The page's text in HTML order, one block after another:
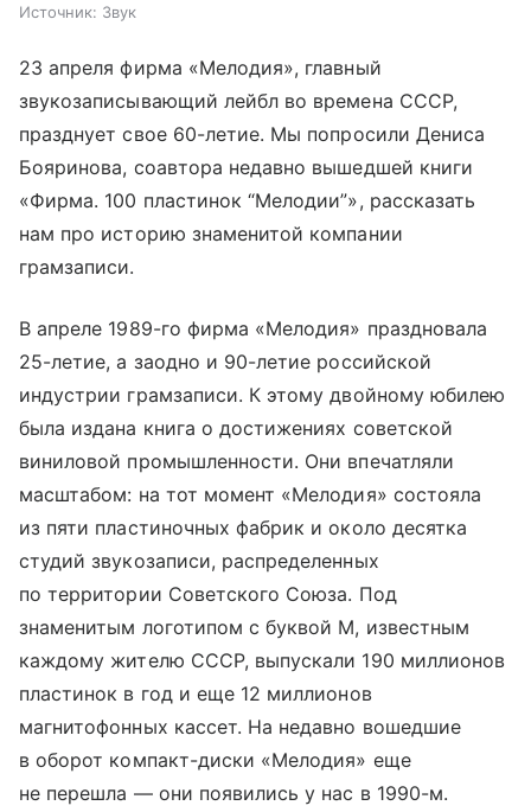
Источник: Звук
23 апреля фирма «Мелодия», главный
звукозаписывающий лейбл во времена СССР,
празднует свое 60-летие. Мы попросили Дениса
Бояринова, соавтора недавно вышедшей книги
«Фирма. 100 пластинок “Мелодии”», рассказать
нам про историю знаменитой компании
грамзаписи.
В апреле 1989-го фирма «Мелодия» праздновала
25-летие, а заодно и 90-летие российской
индустрии грамзаписи. К этому двойному юбилею
была издана книга о достижениях советской
виниловой промышленности. Они впечатляли
масштабом: на тот момент «Мелодия» состояла
из пяти пластиночных фабрик и около десятка
студий звукозаписи, распределенных
по территории Советского Союза. Под
знаменитым логотипом с буквой М, известным
каждому жителю СССР, выпускали 190 миллионов
пластинок в год и еще 12 миллионов
магнитофонных кассет. На недавно вошедшие
в оборот компакт-диски «Мелодия» еще
не перешла — они появились у нас в 1990-м.